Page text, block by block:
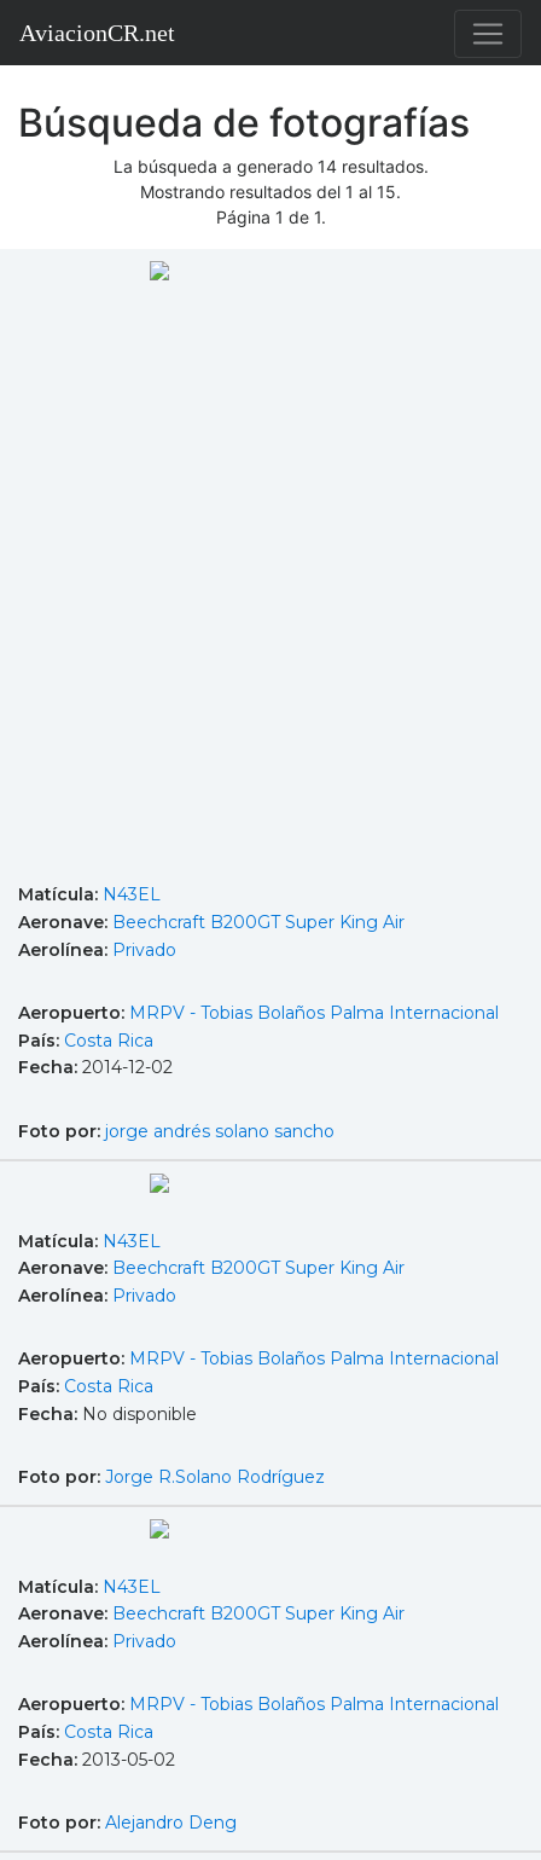
AviacionCR.net
Búsqueda de fotografías
La búsqueda a generado 14 resultados.
Mostrando resultados del 1 al 15.
Página 1 de 1.
Matícula: N43EL
Aeronave: Beechcraft B200GT Super King Air
Aerolínea: Privado
Aeropuerto: MRPV - Tobias Bolaños Palma Internacional
País: Costa Rica
Fecha: 2014-12-02
Foto por: jorge andrés solano sancho
Matícula: N43EL
Aeronave: Beechcraft B200GT Super King Air
Aerolínea: Privado
Aeropuerto: MRPV - Tobias Bolaños Palma Internacional
País: Costa Rica
Fecha: No disponible
Foto por: Jorge R.Solano Rodríguez
Matícula: N43EL
Aeronave: Beechcraft B200GT Super King Air
Aerolínea: Privado
Aeropuerto: MRPV - Tobias Bolaños Palma Internacional
País: Costa Rica
Fecha: 2013-05-02
Foto por: Alejandro Deng